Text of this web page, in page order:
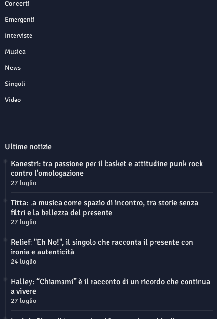
Concerti
Emergenti
Interviste
Musica
News
Singoli
Video
Ultime notizie
Kanestri: tra passione per il basket e attitudine punk rock
contro l'omologazione
27 luglio
Titta: la musica come spazio di incontro, tra storie senza
filtri e la bellezza del presente
27 luglio
Relief: "Eh No!", il singolo che racconta il presente con
ironia e autenticità
24 luglio
Halley: “Chiamami” è il racconto di un ricordo che continua
a vivere
27 luglio